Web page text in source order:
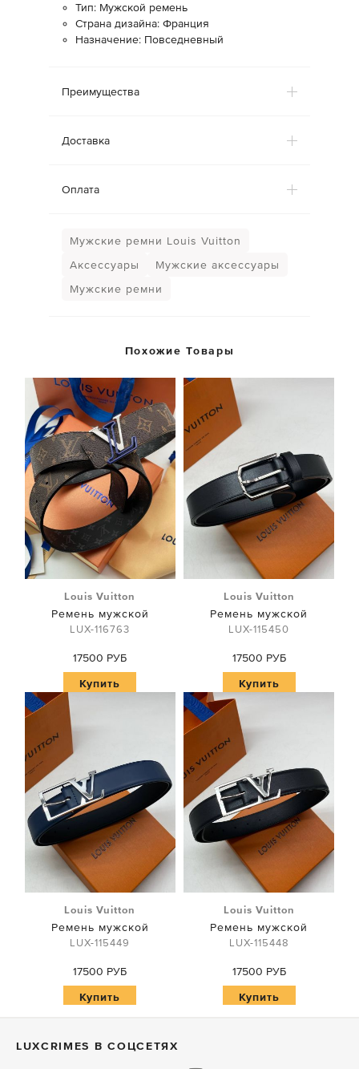
Тип: Мужской ремень
Страна дизайна: Франция
Назначение: Повседневный
Преимущества
Доставка
Оплата
Мужские ремни Louis Vuitton
Аксессуары
Мужские аксессуары
Мужские ремни
Похожие Товары
Louis Vuitton
Ремень мужской
LUX-116763
17500 РУБ
Купить
Louis Vuitton
Ремень мужской
LUX-115450
17500 РУБ
Купить
Louis Vuitton
Ремень мужской
LUX-115449
17500 РУБ
Купить
Louis Vuitton
Ремень мужской
LUX-115448
17500 РУБ
Купить
LUXСRIMES В СОЦСЕТЯХ